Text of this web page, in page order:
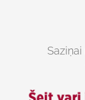
Saziņai